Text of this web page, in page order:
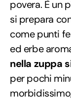
povera. È un
si prepara
come punti
ed erbe
nella zuppa
per pochi